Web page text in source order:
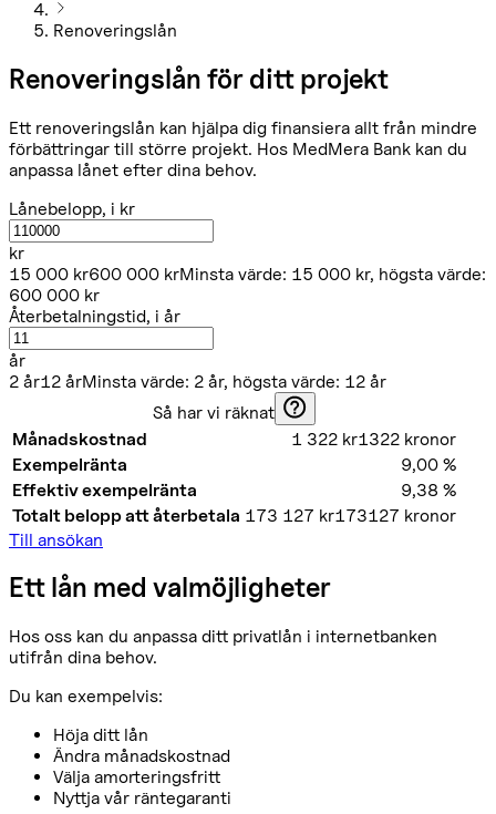
Renoveringslån
Renoveringslån för ditt projekt
Ett renoveringslån kan hjälpa dig finansiera allt från mindre
förbättringar till större projekt. Hos MedMera Bank kan du
anpassa lånet efter dina behov.
Lånebelopp, i kr
kr
15 000 kr600 000 krMinsta värde: 15 000 kr, högsta värde:
600 000 kr
Återbetalningstid, i år
år
2 år12 årMinsta värde: 2 år, högsta värde: 12 år
Så har vi räknat
Månadskostnad
1 322 kr1322 kronor
Exempelränta
9,00 %
Effektiv exempelränta
9,38 %
Totalt belopp att återbetala 173 127 kr173127 kronor
Till ansökan
Ett lån med valmöjligheter
Hos oss kan du anpassa ditt privatlån i internetbanken
utifrån dina behov.
Du kan exempelvis:
Höja ditt lån
Ändra månadskostnad
Välja amorteringsfritt
Nyttja vår räntegaranti